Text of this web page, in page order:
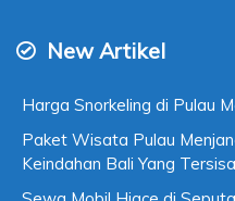
New Artikel
Harga Snorkeling di Pulau
Paket Wisata Pulau
Keindahan Bali Yang Tersisa